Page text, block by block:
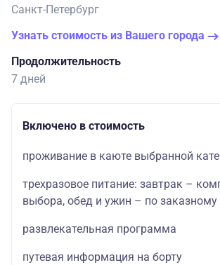
Санкт-Петербург
Узнать стоимость из Вашего города
Продолжительность
7 дней
Включено в стоимость
проживание в каюте выбранной
трехразовое питание: завтрак –
выбора, обед и ужин – по
развлекательная программа
путевая информация на борту